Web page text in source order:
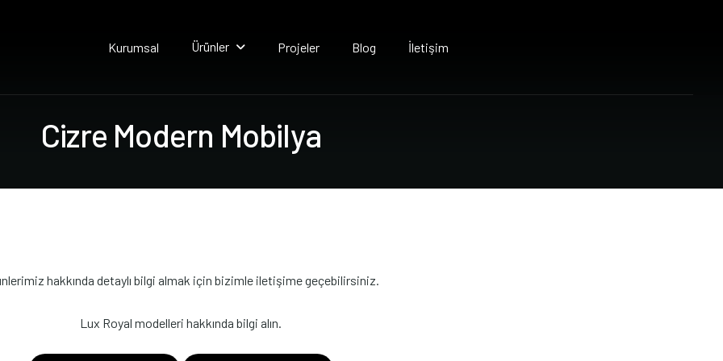
Kurumsal Ürünler Projeler Blog İletişim
Cizre Modern Mobilya
hakkında detaylı bilgi almak için bizimle iletişime geçebilirsiniz.
Lux Royal modelleri hakkında bilgi alın.